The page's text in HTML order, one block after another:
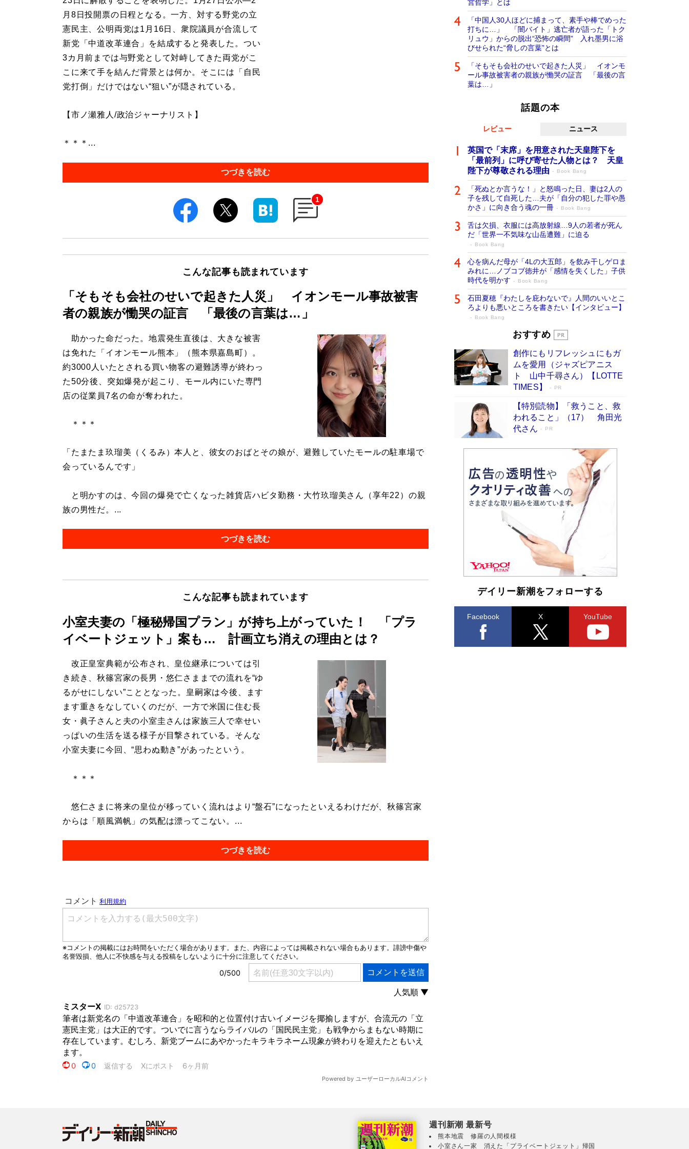
月8日投開票の日程となる。一方、対する野党の立
憲民主、公明両党は1月16日、衆院議員が合流して
新党「中道改革連合」を結成すると発表した。つい
3カ月前までは与野党として対峙してきた両党がこ
こに来て手を結んだ背景とは何か。そこには「自民
党打倒」だけではない“狙い”が隠されている。
【市ノ瀬雅人/政治ジャーナリスト】
＊＊＊...
つづきを読む
1
こんな記事も読まれています
「そもそも会社のせいで起きた人災」 イオンモール事故被害
者の親族が慟哭の証言 「最後の言葉は…」
助かった命だった。地震発生直後は、大きな被害
は免れた「イオンモール熊本」（熊本県嘉島町）。
約3000人いたとされる買い物客の避難誘導が終わっ
た50分後、突如爆発が起こり、モール内にいた専門
店の従業員7名の命が奪われた。
＊＊＊
「たまたま玖瑠美（くるみ）本人と、彼女のおばとその娘が、避難していたモールの駐車場で
会っているんです」
と明かすのは、今回の爆発で亡くなった雑貨店ハビタ勤務・大竹玖瑠美さん（享年22）の親
族の男性だ。...
つづきを読む
こんな記事も読まれています
小室夫妻の「極秘帰国プラン」が持ち上がっていた！ 「プラ
イベートジェット」案も… 計画立ち消えの理由とは？
改正皇室典範が公布され、皇位継承については引
き続き、秋篠宮家の長男・悠仁さままでの流れを“ゆ
るがせにしない”こととなった。皇嗣家は今後、ます
ます重きをなしていくのだが、一方で米国に住む長
女・眞子さんと夫の小室圭さんは家族三人で幸せい
っぱいの生活を送る様子が目撃されている。そんな
小室夫妻に今回、“思わぬ動き”があったという。
＊＊＊
悠仁さまに将来の皇位が移っていく流れはより“盤石”になったといえるわけだが、秋篠宮家
からは「順風満帆」の気配は漂ってこない。...
つづきを読む
営哲学」とは
「中国人30人ほどに捕まって、素手や棒でめった
打ちに…」 「闇バイト」逃亡者が語った「トク
リュウ」からの脱出“恐怖の瞬間” 入れ墨男に浴
びせられた“脅しの言葉”とは
「そもそも会社のせいで起きた人災」 イオンモ
ール事故被害者の親族が慟哭の証言 「最後の言
葉は…」
話題の本
レビュー ニュース
英国で「末席」を用意された天皇陛下を
「最前列」に呼び寄せた人物とは？ 天皇
陛下が尊敬される理由
Book Bang
「死ぬとか言うな！」と怒鳴った日、妻は2人の
子を残して自死した…夫が「自分の犯した罪や愚
かさ」に向き合う魂の一冊
Book Bang
舌は欠損、衣服には高放射線…9人の若者が死ん
だ「世界一不気味な山岳遭難」に迫る
Book Bang
心を病んだ母が「4Lの大五郎」を飲み干しゲロま
みれに…ノブコブ徳井が「感情を失くした」子供
時代を明かす
Book Bang
石田夏穂『わたしを庇わないで』人間のいいとこ
ろよりも悪いところを書きたい【インタビュー】
Book Bang
73歳でも働くしかない 「老後レス時代」
「『火垂るの墓』は、大嘘である」原作者が抱き
続けた“自責の念”とは…「自己憐憫は描きたくな
い」監督が徹底的にこだわったこと（後編） #
Book Bang
「なんで？ そんな馬鹿な……」90歳になった作
家・阿刀田高さんが、ひとり暮らしの生活を明か
す
Book Bang
人々が新たな一歩を踏み出す連作短篇集『海のほ
Book Bang
和田秀樹の70代、80代向け新書がベスト3を独
占 上半期1位にも選出［新書ベストセラー］
Book Bang
おすすめ
創作にもリフレッシュにもガ
ムを愛用（ジャズピアニス
ト 山中千尋さん）【LOTTE
TIMES】
PR
【特別読物】「救うこと、救
われること」（17） 角田光
代さん
PR
デイリー新潮をフォローする
Facebook X YouTube
週刊新潮 最新号
熊本地震 修羅の人間模様
小室さん一家 消えた「プライベートジェット」帰国